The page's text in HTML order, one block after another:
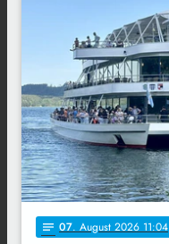
notes 07. August 2026 11:04